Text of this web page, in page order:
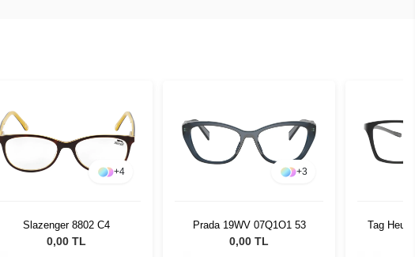
+4
Slazenger 8802 C4
0,00 TL
+3
Prada 19WV 07Q1O1 53
0,00 TL
Tag